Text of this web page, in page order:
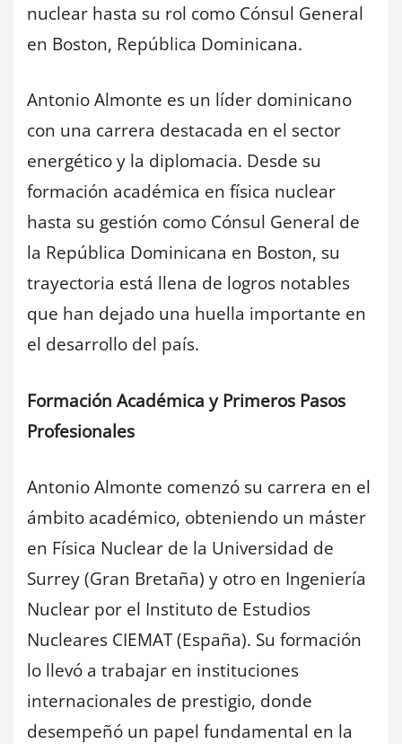
nuclear hasta su rol como Cónsul General
en Boston, República Dominicana.
Antonio Almonte es un líder dominicano
con una carrera destacada en el sector
energético y la diplomacia. Desde su
formación académica en física nuclear
hasta su gestión como Cónsul General de
la República Dominicana en Boston, su
trayectoria está llena de logros notables
que han dejado una huella importante en
el desarrollo del país.
Formación Académica y Primeros Pasos
Profesionales
Antonio Almonte comenzó su carrera en el
ámbito académico, obteniendo un máster
en Física Nuclear de la Universidad de
Surrey (Gran Bretaña) y otro en Ingeniería
Nuclear por el Instituto de Estudios
Nucleares CIEMAT (España). Su formación
lo llevó a trabajar en instituciones
internacionales de prestigio, donde
desempeñó un papel fundamental en la